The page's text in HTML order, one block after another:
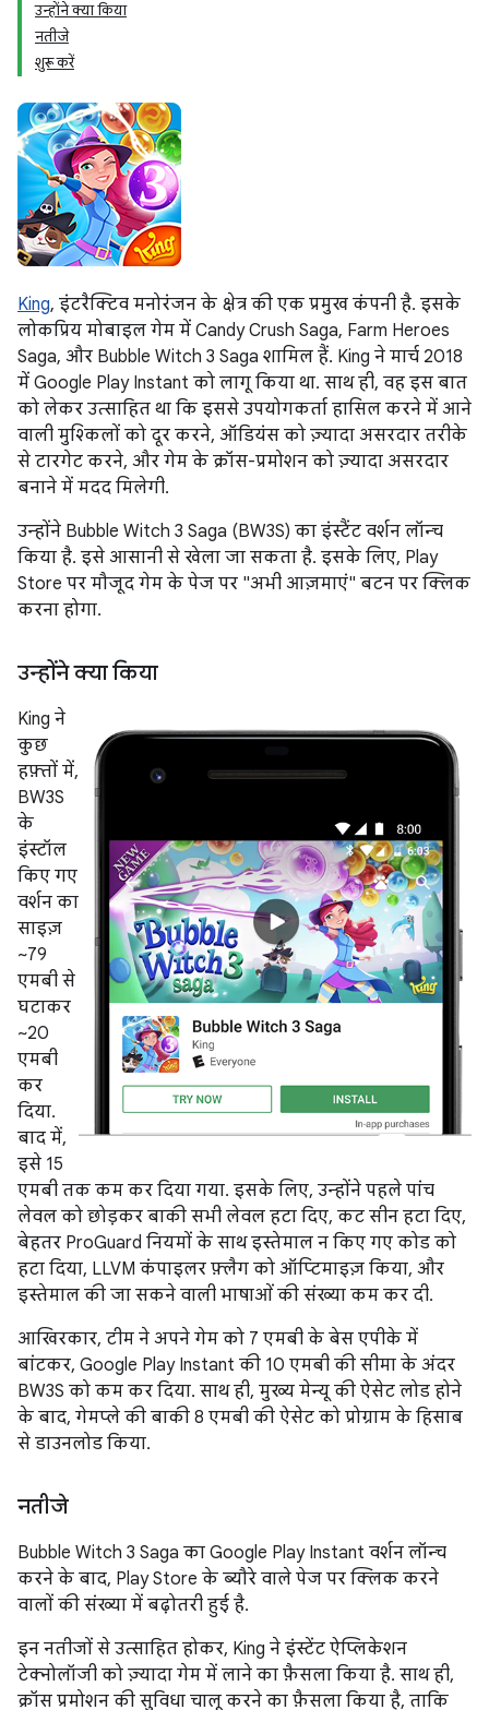
उन्होंने क्या किया
नतीजे
शुरू करें
King, इंटरैक्टिव मनोरंजन के क्षेत्र की एक प्रमुख कंपनी है. इसके
लोकप्रिय मोबाइल गेम में Candy Crush Saga, Farm Heroes
Saga, और Bubble Witch 3 Saga शामिल हैं. King ने मार्च 2018
में Google Play Instant को लागू किया था. साथ ही, वह इस बात
को लेकर उत्साहित था कि इससे उपयोगकर्ता हासिल करने में आने
वाली मुश्किलों को दूर करने, ऑडियंस को ज़्यादा असरदार तरीके
से टारगेट करने, और गेम के क्रॉस-प्रमोशन को ज़्यादा असरदार
बनाने में मदद मिलेगी.
उन्होंने Bubble Witch 3 Saga (BW3S) का इंस्टैंट वर्शन लॉन्च
किया है. इसे आसानी से खेला जा सकता है. इसके लिए, Play
Store पर मौजूद गेम के पेज पर "अभी आज़माएं" बटन पर क्लिक
करना होगा.
उन्होंने क्या किया
King ने
कुछ
हफ़्तों में,
BW3S
के
इंस्टॉल
किए गए
वर्शन का
साइज़
~79
एमबी से
घटाकर
~20
एमबी
कर
दिया.
बाद में,
इसे 15
एमबी तक कम कर दिया गया. इसके लिए, उन्होंने पहले पांच
लेवल को छोड़कर बाकी सभी लेवल हटा दिए, कट सीन हटा दिए,
बेहतर ProGuard नियमों के साथ इस्तेमाल न किए गए कोड को
हटा दिया, LLVM कंपाइलर फ़्लैग को ऑप्टिमाइज़ किया, और
इस्तेमाल की जा सकने वाली भाषाओं की संख्या कम कर दी.
आखिरकार, टीम ने अपने गेम को 7 एमबी के बेस एपीके में
बांटकर, Google Play Instant की 10 एमबी की सीमा के अंदर
BW3S को कम कर दिया. साथ ही, मुख्य मेन्यू की ऐसेट लोड होने
के बाद, गेमप्ले की बाकी 8 एमबी की ऐसेट को प्रोग्राम के हिसाब
से डाउनलोड किया.
नतीजे
Bubble Witch 3 Saga का Google Play Instant वर्शन लॉन्च
करने के बाद, Play Store के ब्यौरे वाले पेज पर क्लिक करने
वालों की संख्या में बढ़ोतरी हुई है.
इन नतीजों से उत्साहित होकर, King ने इंस्टेंट ऐप्लिकेशन
टेक्नोलॉजी को ज़्यादा गेम में लाने का फ़ैसला किया है. साथ ही,
क्रॉस प्रमोशन की सुविधा चालू करने का फ़ैसला किया है, ताकि